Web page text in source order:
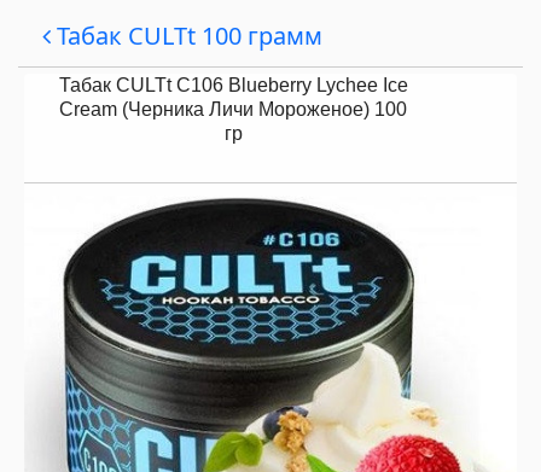
Табак CULTt 100 грамм
Табак CULTt C106 Blueberry Lychee Ice
Cream (Черника Личи Мороженое) 100
гр